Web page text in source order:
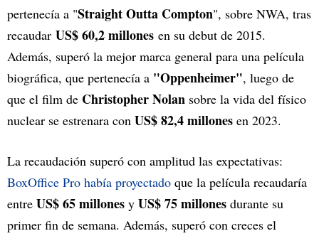
pertenecía a "Straight Outta Compton", sobre NWA, tras
recaudar US$ 60,2 millones en su debut de 2015.
Además, superó la mejor marca general para una película
biográfica, que pertenecía a "Oppenheimer", luego de
que el film de Christopher Nolan sobre la vida del físico
nuclear se estrenara con US$ 82,4 millones en 2023.
La recaudación superó con amplitud las expectativas:
BoxOffice Pro había proyectado que la película recaudaría
entre US$ 65 millones y US$ 75 millones durante su
primer fin de semana. Además, superó con creces el